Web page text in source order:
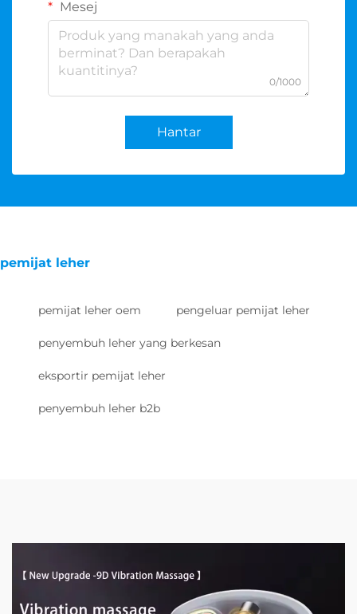
Mesej
0/1000
Hantar
pemijat leher
pemijat leher oem pengeluar pemijat leher
penyembuh leher yang berkesan
eksportir pemijat leher
penyembuh leher b2b